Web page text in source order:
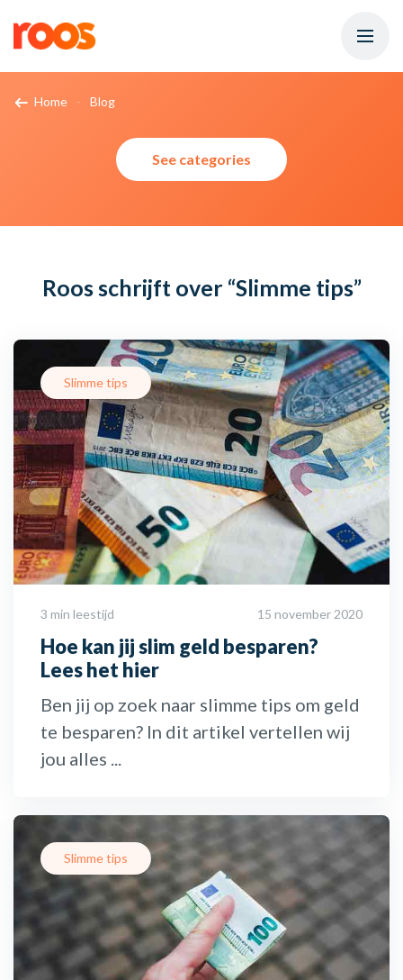
Home Blog
See categories
Roos schrijft over “Slimme tips”
Slimme tips
3 min leestijd 15 november 2020
Hoe kan jij slim geld besparen?
Lees het hier
Ben jij op zoek naar slimme tips om geld
te besparen? In dit artikel vertellen wij
jou alles ...
Slimme tips